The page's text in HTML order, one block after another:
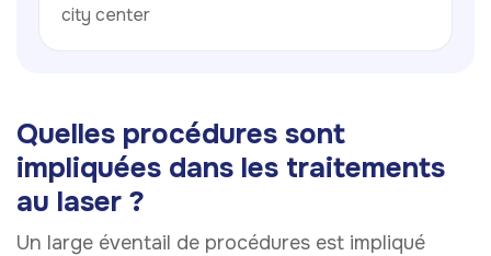
city center
Quelles procédures sont
impliquées dans les traitements
au laser ?
Un large éventail de procédures est impliqué